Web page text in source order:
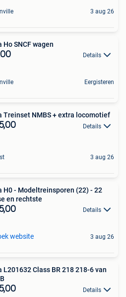
3 aug 26
Lima Ho SNCF wagen
Details
Eergisteren
Treinset NMBS + extra locomotief
Details
3 aug 26
H0 - Modeltreinsporen (22) - 22
en rechtste
Details
website 3 aug 26
L201632 Class BR 218 218-6 van
Details